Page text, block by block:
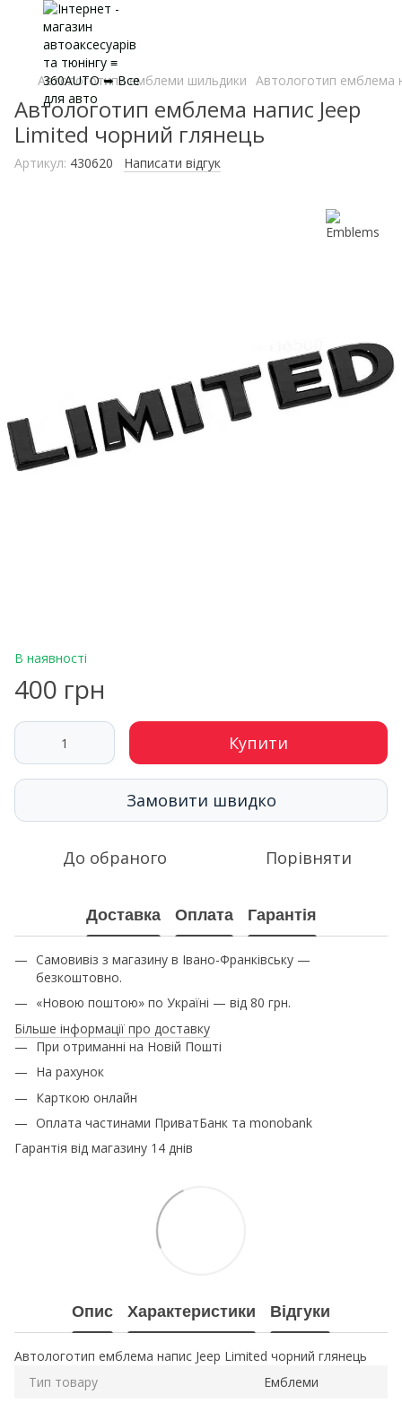
Автологотипи емблеми шильдики Автологотип емблема
Автологотип емблема напис Jeep
Limited чорний глянець
Артикул: 430620 Написати відгук
В наявності
400 грн
Купити
Замовити швидко
До обраного Порівняти
Доставка Оплата Гарантія
Самовивіз з магазину в Івано-Франківську —
безкоштовно.
«Новою поштою» по Україні — від 80 грн.
Більше інформації про доставку
При отриманні на Новій Пошті
На рахунок
Карткою онлайн
Оплата частинами ПриватБанк та monobank
Гарантія від магазину 14 днів
Опис Характеристики Відгуки
Автологотип емблема напис Jeep Limited чорний глянець
Тип товару
Емблеми